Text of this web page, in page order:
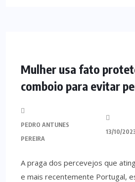
Mulher usa fato
comboio para evitar
PEDRO ANTUNES
PEREIRA
13/10/
A praga dos percevejos que
e mais recentemente Portugal,